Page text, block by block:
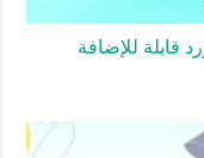
قابلة للإضافة